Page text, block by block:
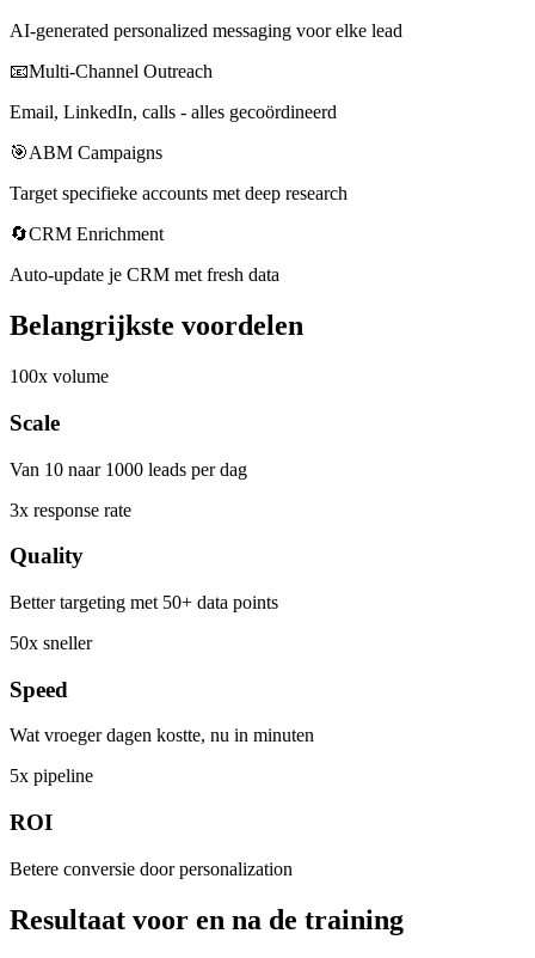
AI-generated personalized messaging voor elke lead
📧Multi-Channel Outreach
Email, LinkedIn, calls - alles gecoördineerd
🎯ABM Campaigns
Target specifieke accounts met deep research
🔄CRM Enrichment
Auto-update je CRM met fresh data
Belangrijkste voordelen
100x volume
Scale
Van 10 naar 1000 leads per dag
3x response rate
Quality
Better targeting met 50+ data points
50x sneller
Speed
Wat vroeger dagen kostte, nu in minuten
5x pipeline
ROI
Betere conversie door personalization
Resultaat voor en na de training